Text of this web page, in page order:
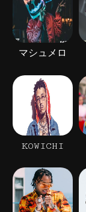
マシュメロ
KOWICHI